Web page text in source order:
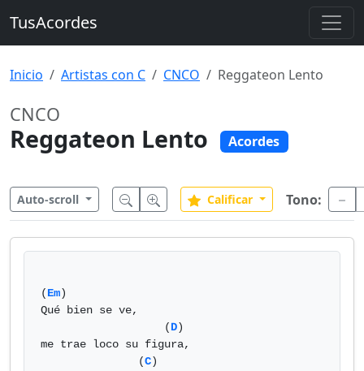
TusAcordes
Inicio Artistas con C CNCO Reggateon Lento
CNCO
Reggateon Lento Acordes
Auto-scroll Calificar Tono:
(Em)
Qué bien se ve,
                   (
D)
me trae loco su figura,
               (
C)